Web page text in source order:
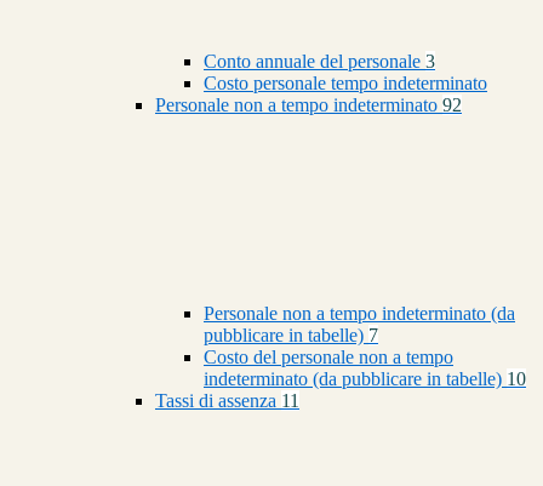
Conto annuale del personale 3
Costo personale tempo indeterminato
Personale non a tempo indeterminato 92
Personale non a tempo indeterminato (da
pubblicare in tabelle) 7
Costo del personale non a tempo
indeterminato (da pubblicare in tabelle) 10
Tassi di assenza 11